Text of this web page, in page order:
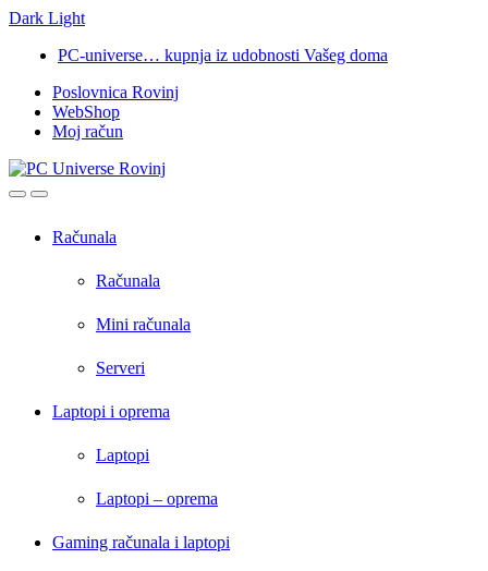
Dark Light
navigation
content
PC-universe… kupnja iz udobnosti Vašeg doma
Poslovnica Rovinj
WebShop
Moj račun
OpenClose
Računala
Računala
Mini računala
Serveri
Laptopi i oprema
Laptopi
Laptopi – oprema
Gaming računala i laptopi